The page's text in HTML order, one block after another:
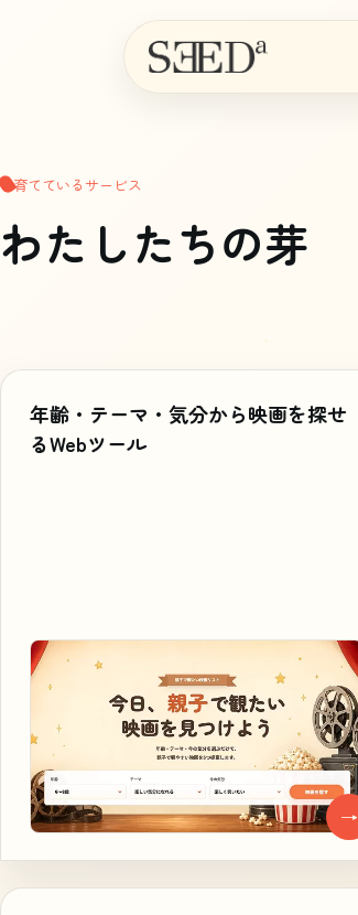
育てているサービス
わたしたちの芽
products
年齢・テーマ・気分から映画を探せ
るWebツール
→